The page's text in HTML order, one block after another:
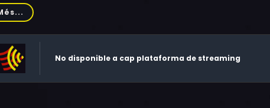
artístics per part de 6 lutiers de fama mundial.
No disponible a cap plataforma de streaming